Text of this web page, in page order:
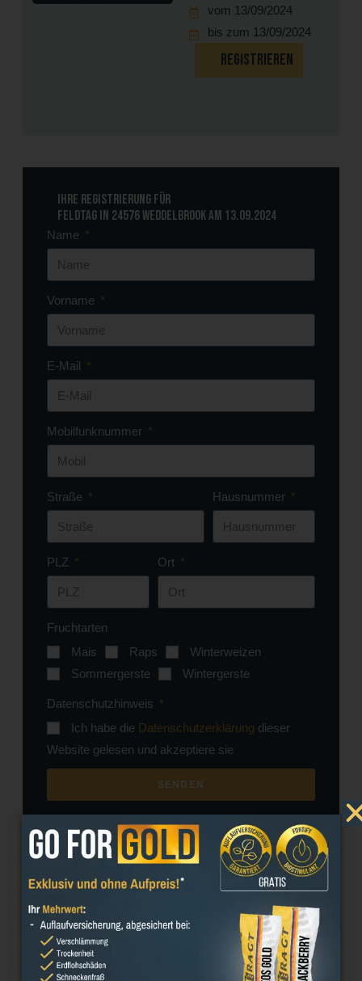
vom 13/09/2024
bis zum 13/09/2024
REGISTRIEREN
Ihre Registrierung für
Feldtag in 24576 Weddelbrook am 13.09.2024
Name
Vorname
E-Mail
Mobilfunknummer
Straße Hausnummer
PLZ Ort
Fruchtarten
Mais
Raps
Winterweizen
Sommergerste
Wintergerste
Datenschutzhinweis
Ich habe die Datenschutzerklärung dieser
Website gelesen und akzeptiere sie
SENDEN
Teilen Sie diese Veranstaltung auf :
Facebook Twitter
LinkedIn Email